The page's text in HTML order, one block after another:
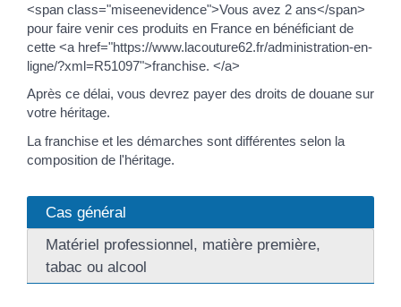
<span class="miseenevidence">Vous avez 2 ans</span>
pour faire venir ces produits en France en bénéficiant de
cette <a href="https://www.lacouture62.fr/administration-en-
ligne/?xml=R51097">franchise. </a>
Après ce délai, vous devrez payer des droits de douane sur
votre héritage.
La franchise et les démarches sont différentes selon la
composition de l'héritage.
Cas général
Matériel professionnel, matière première,
tabac ou alcool